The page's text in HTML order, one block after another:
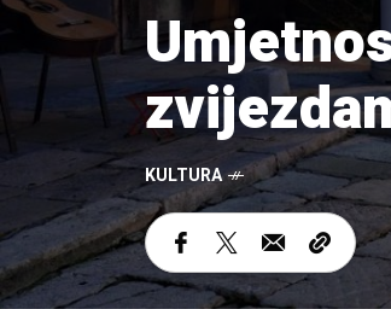
KULTURA